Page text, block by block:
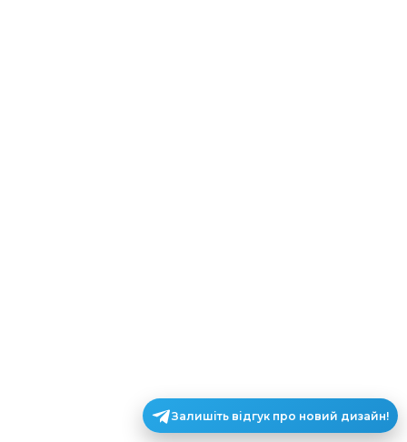
Залишіть відгук про новий дизайн!